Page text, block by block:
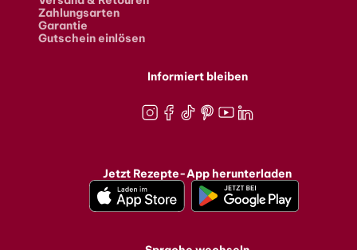
Zahlungsarten
Garantie
Gutschein einlösen
Informiert bleiben
Jetzt Rezepte-App herunterladen